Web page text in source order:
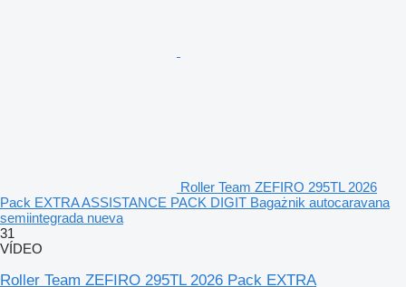
Roller Team ZEFIRO 295TL 2026
Pack EXTRA ASSISTANCE PACK DIGIT Bagażnik autocaravana
semiintegrada nueva
31
VÍDEO
Roller Team ZEFIRO 295TL 2026 Pack EXTRA